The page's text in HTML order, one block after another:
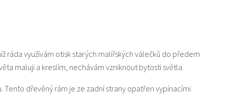
ráda využívám otisk starých malířských válečků do předem
maluji a kreslím, nechávám vzniknout bytosti světla.
dřevěný rám je ze zadní strany opatřen vypínacími